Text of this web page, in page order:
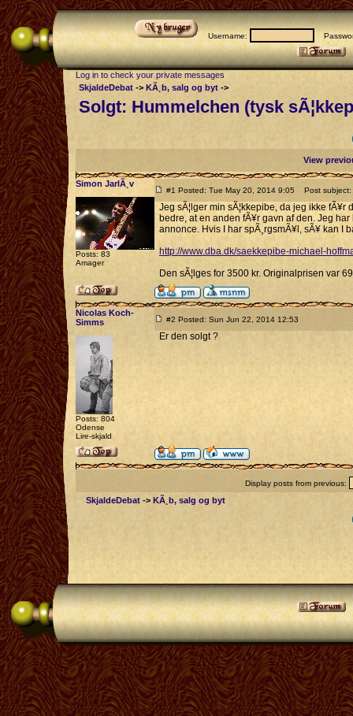
Username:
Log in to check your private messages
SkjaldeDebat -> KÃ¸b, salg og byt ->
Solgt: Hummelchen (tysk
View
Simon JarlÃ¸v
Posts: 83
Amager
#1 Posted: Tue May 20, 2014 9:05 Post subject:
Jeg sÃ¦lger min sÃ¦kkepibe, da jeg ikke
bedre, at en anden fÃ¥r gavn af den. Jeg
annonce. Hvis I har spÃ¸rgsmÃ¥l, sÃ¥ kan I
http://www.dba.dk/saekkepibe-michael-
Den sÃ¦lges for 3500 kr. Originalprisen var
Nicolas Koch-
Simms
Posts: 804
Odense
Lire-skjald
#2 Posted: Sun Jun 22, 2014 12:53
Er den solgt ?
Display posts from previous:
SkjaldeDebat -> KÃ¸b, salg og byt